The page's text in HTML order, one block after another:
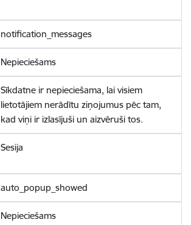
notification_messages
Nepieciešams
Sīkdatne ir nepieciešama, lai visiem
lietotājiem nerādītu ziņojumus pēc tam,
kad viņi ir izlasījuši un aizvēruši tos.
Sesija
auto_popup_showed
Nepieciešams